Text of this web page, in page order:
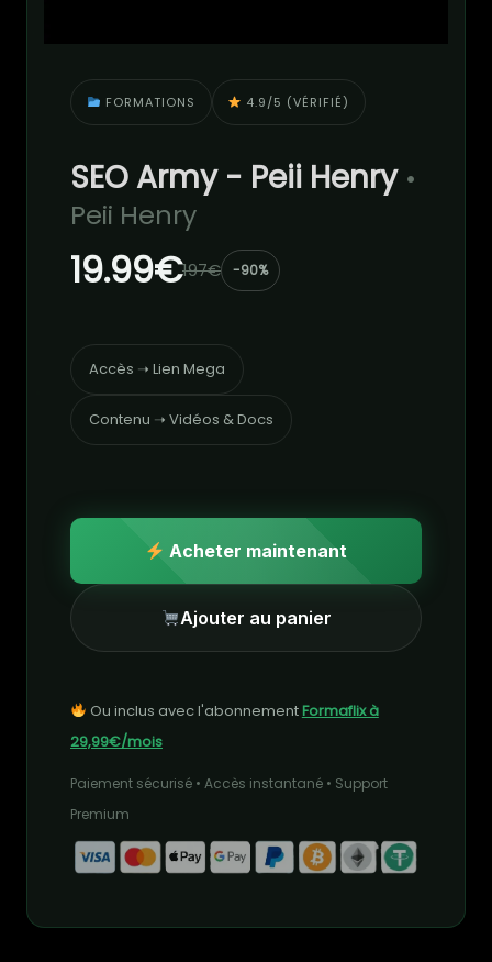
FORMATIONS 4.9/5 (VÉRIFIÉ)
SEO Army - Peii Henry •
Peii Henry
19.99€197€ -90%
Accès ➝ Lien Mega
Contenu ➝ Vidéos & Docs
Acheter maintenant
Ajouter au panier
Ou inclus avec l'abonnementFormaflix à
29,99€/mois
Paiement sécurisé • Accès instantané • Support
Premium